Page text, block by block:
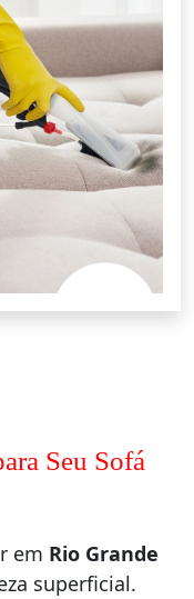
Seu Sofá
em Rio Grande
superficial.